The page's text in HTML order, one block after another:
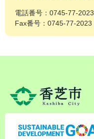
電話番号：0745-77-2023
Fax番号：0745-77-2023